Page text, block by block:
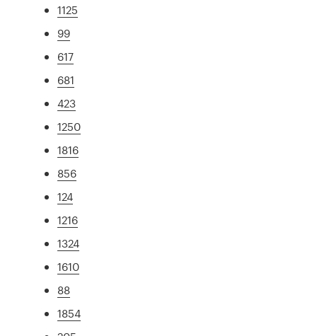
1125
99
617
681
423
1250
1816
856
124
1216
1324
1610
88
1854